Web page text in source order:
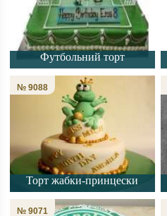
Футбольний торт
Торт жабки-принцески
№ 9088
№ 9071